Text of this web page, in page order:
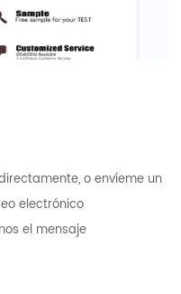
o envíeme un
electrónico
el mensaje